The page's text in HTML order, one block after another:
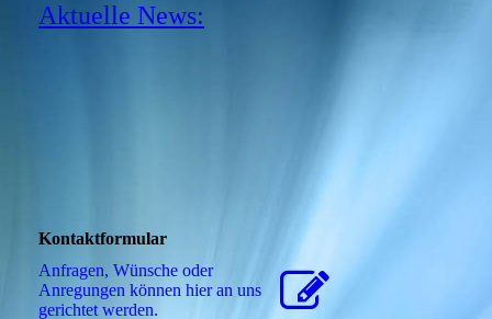
Aktuelle News:
Kontaktformular
Anfragen, Wünsche oder
Anregungen können hier an uns
gerichtet werden.